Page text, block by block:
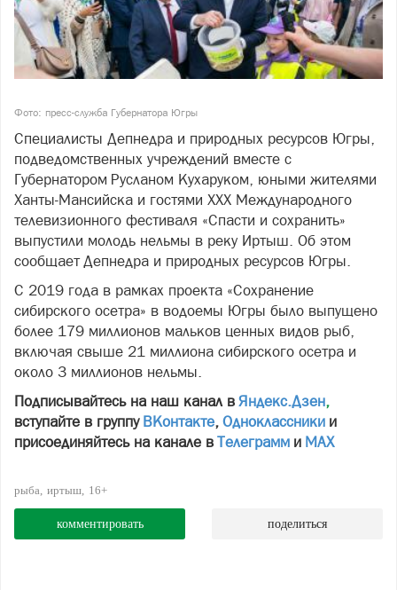
Фото: пресс-служба Губернатора Югры
Специалисты Депнедра и природных ресурсов Югры,
подведомственных учреждений вместе с
Губернатором Русланом Кухаруком, юными жителями
Ханты-Мансийска и гостями XXX Международного
телевизионного фестиваля «Спасти и сохранить»
выпустили молодь нельмы в реку Иртыш. Об этом
сообщает Депнедра и природных ресурсов Югры.
С 2019 года в рамках проекта «Сохранение
сибирского осетра» в водоемы Югры было выпущено
более 179 миллионов мальков ценных видов рыб,
включая свыше 21 миллиона сибирского осетра и
около 3 миллионов нельмы.
Подписывайтесь на наш канал в Яндекс.Дзен,
вступайте в группу ВКонтакте, Одноклассники и
присоединяйтесь на канале в Телеграмм и МАХ
рыба иртыш 16+
комментировать поделиться